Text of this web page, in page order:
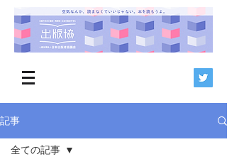
記事
全ての記事